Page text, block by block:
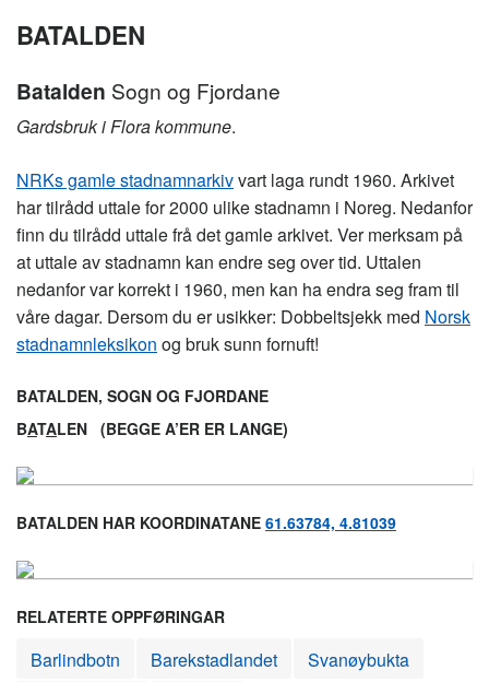
BATALDEN
Batalden Sogn og Fjordane
Gardsbruk i Flora kommune.
NRKs gamle stadnamnarkivvart laga rundt 1960. Arkivet
har tilrådd uttale for 2000 ulike stadnamn i Noreg. Nedanfor
finn du tilrådd uttale frå det gamle arkivet. Ver merksam på
at uttale av stadnamn kan endre seg over tid. Uttalen
nedanfor var korrekt i 1960, men kan ha endra seg fram til
våre dagar. Dersom du er usikker: Dobbeltsjekk med Norsk
stadnamnleksikon og bruk sunn fornuft!
BATALDEN, SOGN OG FJORDANE
BATALEN (BEGGE A’ER ER LANGE)
BATALDEN HAR KOORDINATANE 61.63784, 4.81039
RELATERTE OPPFØRINGAR
Barlindbotn Barekstadlandet Svanøybukta